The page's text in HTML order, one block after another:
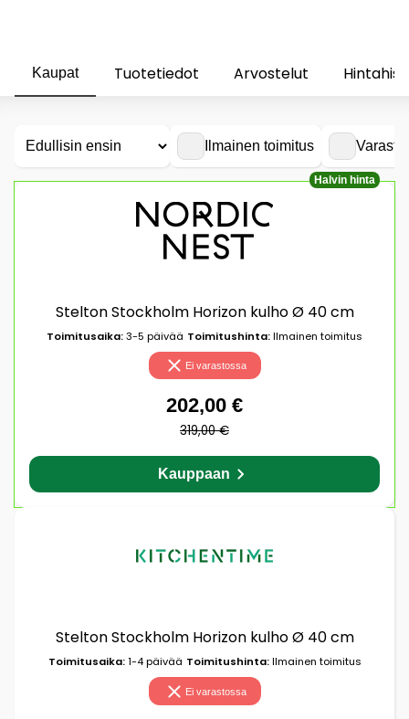
Kaupat Tuotetiedot Arvostelut
Ilmainen toimitus
Halvin hinta
Stelton Stockholm Horizon kulho Ø 40 cm
Toimitusaika:3-5 päivää Toimitushinta:Ilmainen toimitus
Ei varastossa
202,00 €
319,00 €
Kauppaan
Stelton Stockholm Horizon kulho Ø 40 cm
Toimitusaika:1-4 päivää Toimitushinta:Ilmainen toimitus
Ei varastossa